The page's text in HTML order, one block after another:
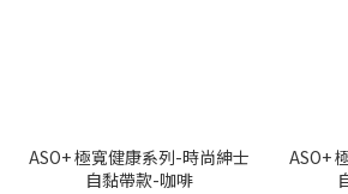
ASO+ 極寬健康系列-時尚紳士
自黏帶款-咖啡
ASO+